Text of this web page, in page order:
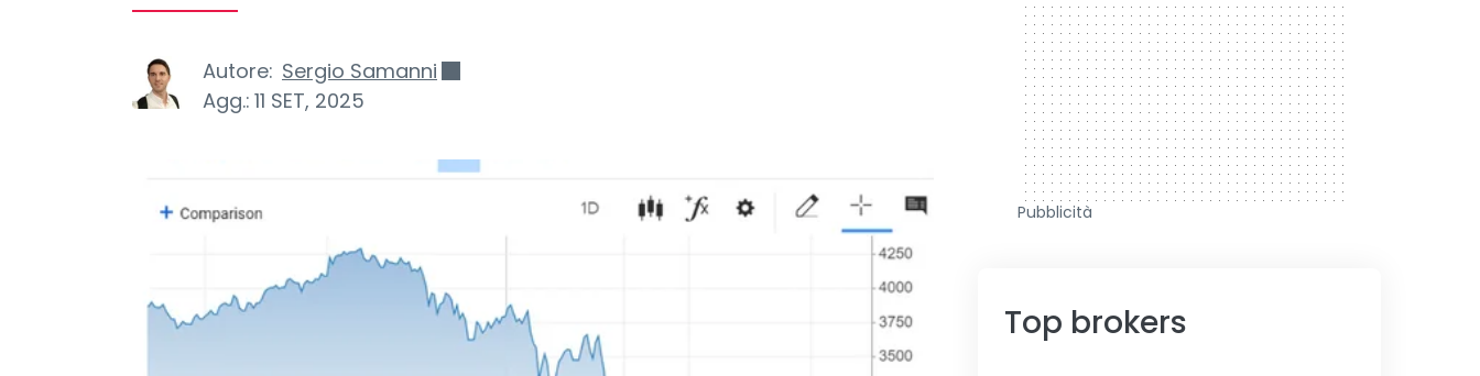
Autore: Sergio Samanni
Agg.: 11 SET, 2025
Pubblicità
Top brokers